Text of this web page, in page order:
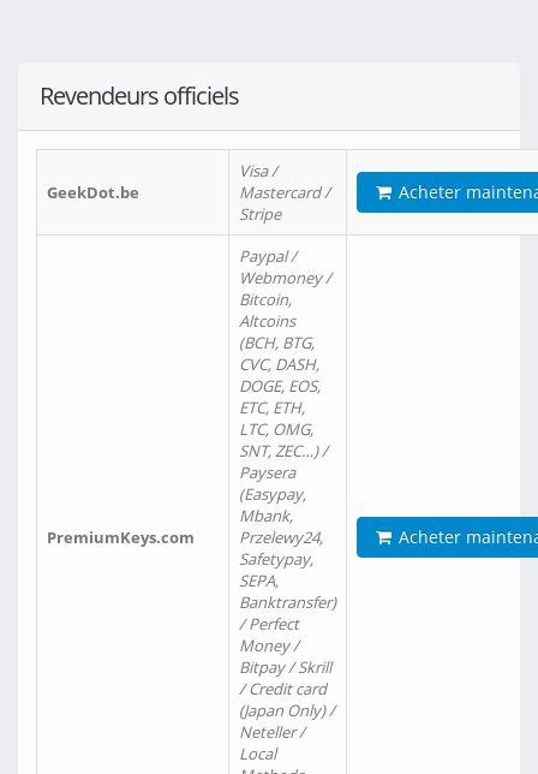
Revendeurs officiels
GeekDot.be
Visa /
Mastercard /
Stripe
Acheter
PremiumKeys.com
Paypal /
Webmoney /
Bitcoin,
Altcoins
(BCH, BTG,
CVC, DASH,
DOGE, EOS,
ETC, ETH,
LTC, OMG,
SNT, ZEC…) /
Paysera
(Easypay,
Mbank,
Przelewy24,
Safetypay,
SEPA,
Banktransfer)
/ Perfect
Money /
Bitpay / Skrill
/ Credit card
(Japan Only) /
Neteller /
Local
Acheter